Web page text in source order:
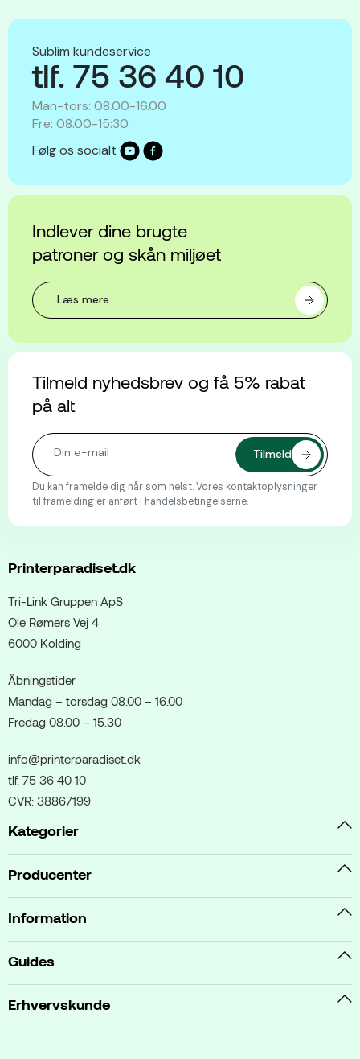
Sublim kundeservice
tlf. 75 36 40 10
Man-tors: 08.00-16.00
Fre: 08.00-15:30
Følg os socialt
Indlever dine brugte
patroner og skån miljøet
Læs mere
Tilmeld nyhedsbrev og få 5% rabat
på alt
Du kan framelde dig når som helst. Vores kontaktoplysninger
til framelding er anført i handelsbetingelserne.
Printerparadiset.dk
Tri-Link Gruppen ApS
Ole Rømers Vej 4
6000 Kolding
Åbningstider
Mandag – torsdag 08.00 – 16.00
Fredag 08.00 – 15.30
info@printerparadiset.dk
tlf. 75 36 40 10
CVR: 38867199
Kategorier
Producenter
Information
Guides
Erhvervskunde